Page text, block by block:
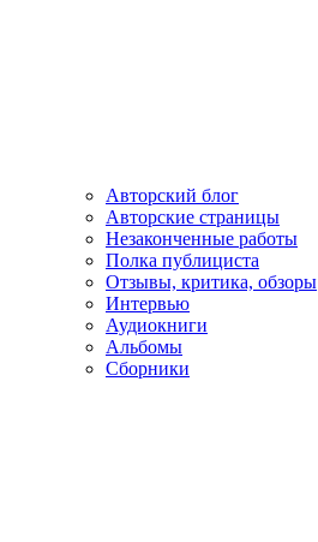
Авторский блог
Авторские страницы
Незаконченные работы
Полка публициста
Отзывы, критика, обзоры
Интервью
Аудиокниги
Альбомы
Сборники